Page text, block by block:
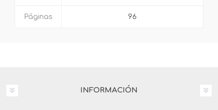
Páginas 96
INFORMACIÓN